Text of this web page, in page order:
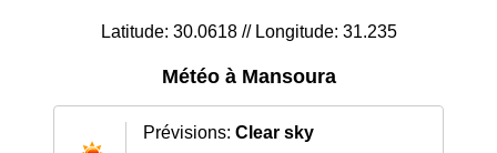
Latitude: 30.0618 // Longitude: 31.235
Météo à Mansoura
Prévisions: Clear sky